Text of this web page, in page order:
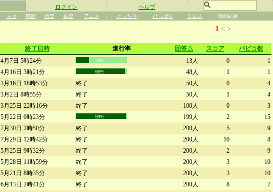
ログイン ヘルプ
ネタ 芸能 音楽 娯楽 アニメ | きっちり ひっぱり クロス 個別結果
1 < >
終了日時 進行率 回答△ スコア
パピコ数
4月7日 5時24分 26% 13人 0
1
4月16日 3時21分 96% 48人 1
1
3月16日 18時53分 終了 50人 0
4
3月2日 8時55分 終了 50人 1
4
3月25日 22時16分 終了 100人 0
3
5月22日 0時23分 99% 199人 2
15
7月30日 2時50分 終了 200人 5
9
7月29日 12時42分 終了 200人 10
8
5月25日 9時32分 終了 200人 2
9
5月28日 11時59分 終了 200人 3
10
5月21日 8時35分 終了 200人 3
10
6月13日 2時41分 終了 200人 8
7